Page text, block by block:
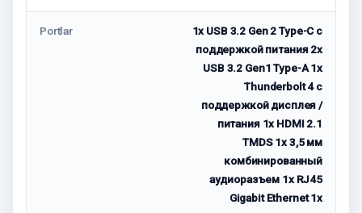
Portlar
1x USB 3.2 Gen 2 Type-C с
поддержкой питания 2x
USB 3.2 Gen1 Type-A 1x
Thunderbolt 4 с
поддержкой дисплея /
питания 1x HDMI 2.1
TMDS 1x 3,5 мм
комбинированный
аудиоразъем 1x RJ45
Gigabit Ethernet 1x